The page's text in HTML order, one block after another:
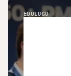
EDULUGU